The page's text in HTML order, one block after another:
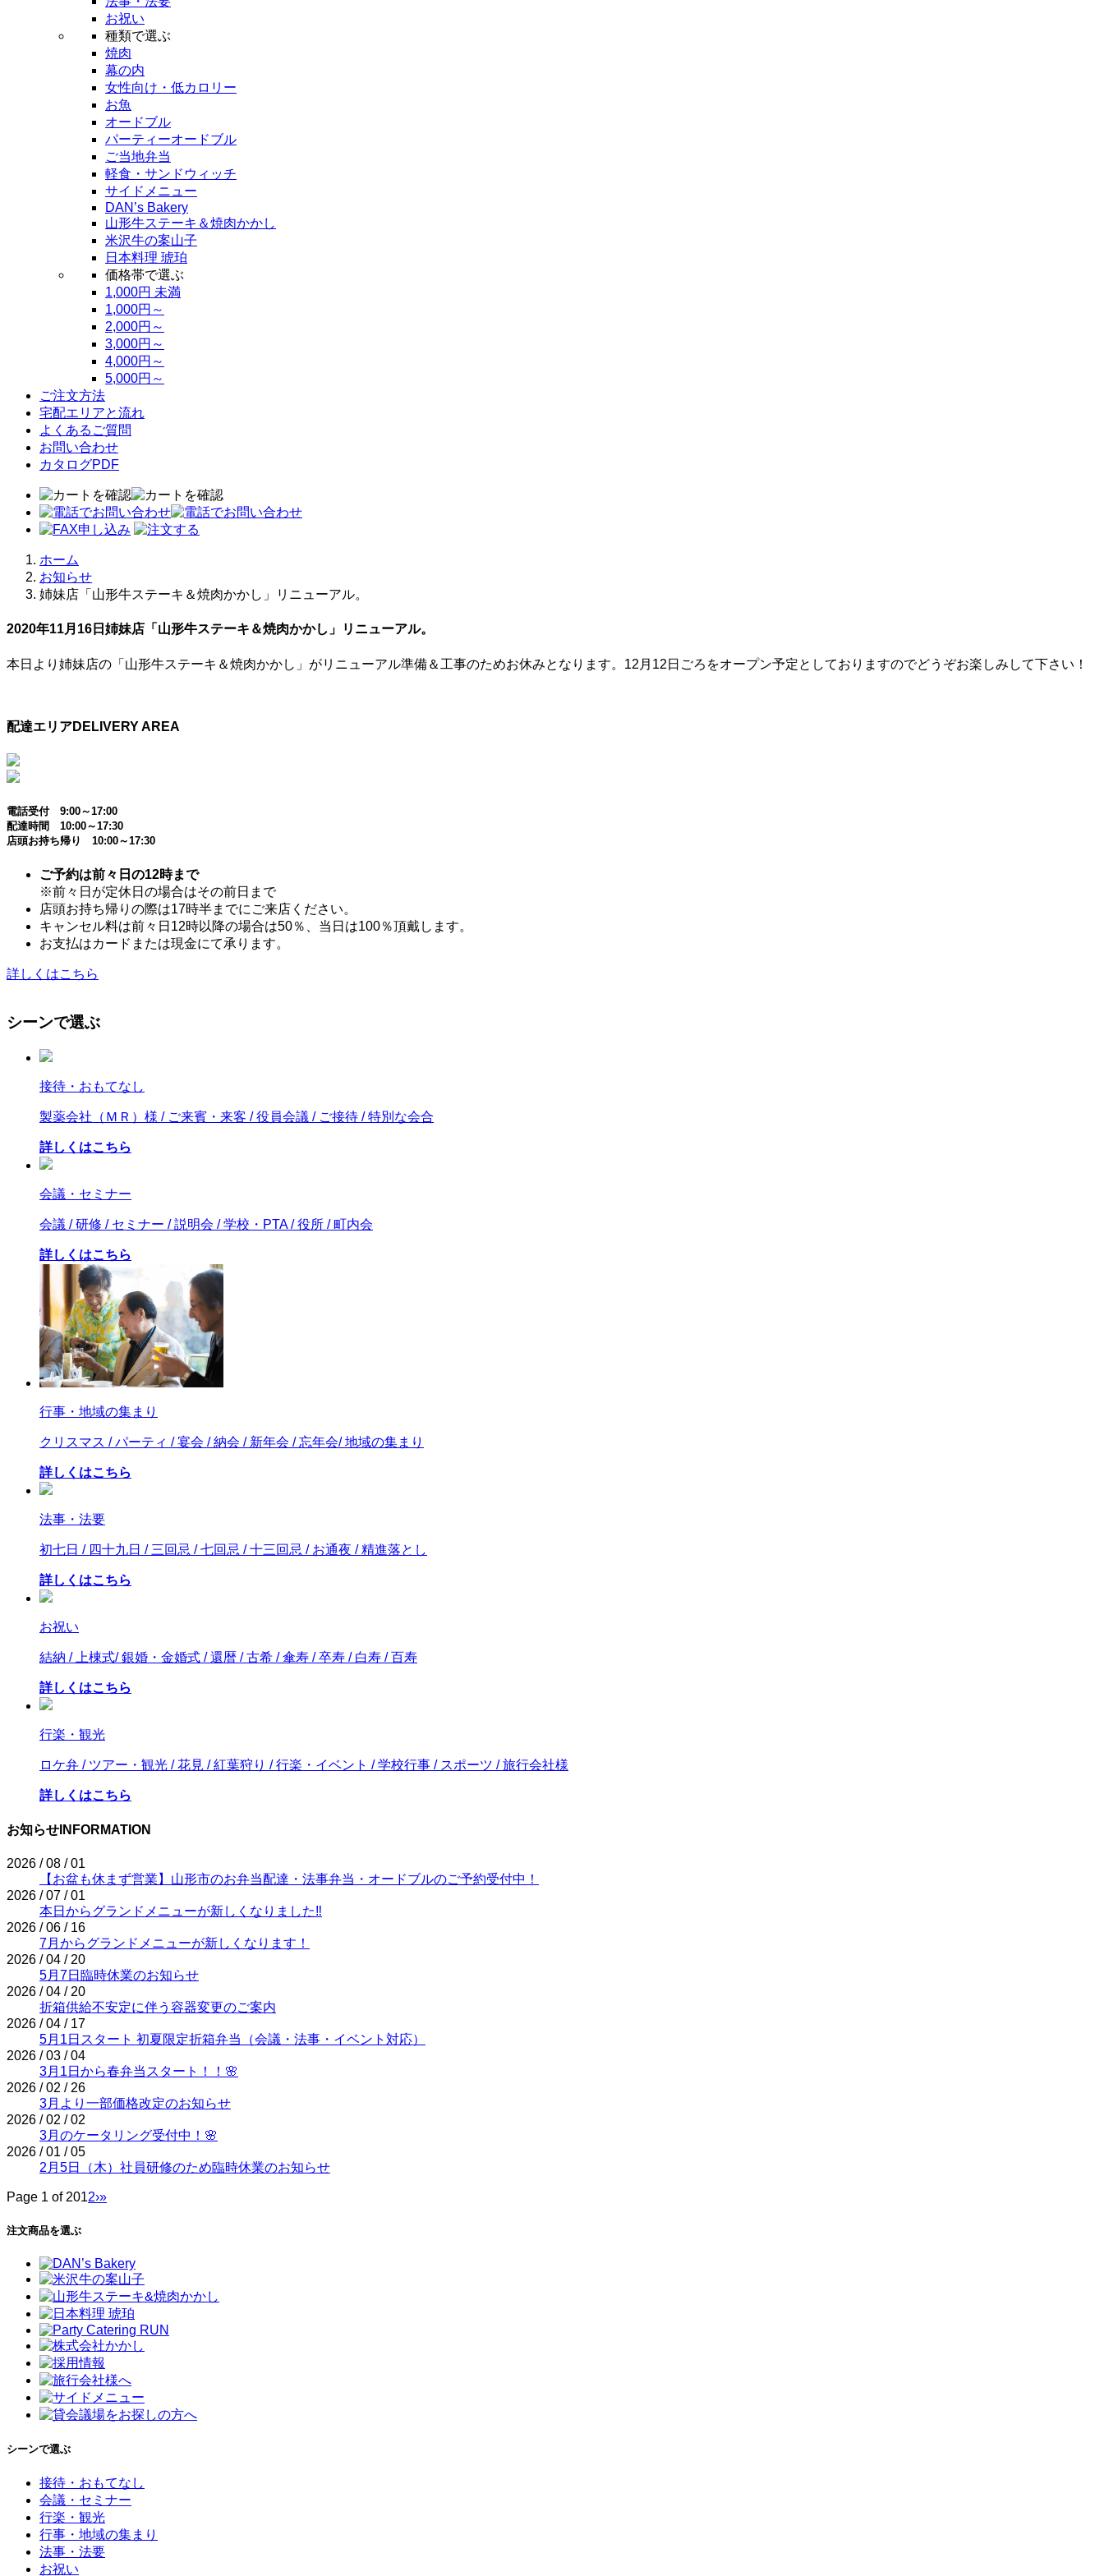
お祝い
種類で選ぶ
焼肉
幕の内
女性向け・低カロリー
お魚
オードブル
パーティーオードブル
ご当地弁当
軽食・サンドウィッチ
サイドメニュー
DAN’s Bakery
山形牛ステーキ＆焼肉かかし
米沢牛の案山子
日本料理 琥珀
価格帯で選ぶ
1,000円 未満
1,000円～
2,000円～
3,000円～
4,000円～
5,000円～
ご注文方法
宅配エリアと流れ
よくあるご質問
お問い合わせ
カタログPDF
ホーム
お知らせ
姉妹店「山形牛ステーキ＆焼肉かかし」リニューアル。
2020年11月16日 姉妹店「山形牛ステーキ＆焼肉かかし」リニューアル。
本日より姉妹店の「山形牛ステーキ＆焼肉かかし」がリニューアル準備＆工事のためお休みとなります。12月12日ごろをオープン予定としておりますのでどうぞお楽しみして下さい！
配達エリアDELIVERY AREA
電話受付 9:00～17:00
配達時間 10:00～17:30
店頭お持ち帰り 10:00～17:30
ご予約は前々日の12時まで
※前々日が定休日の場合はその前日まで
店頭お持ち帰りの際は17時半までにご来店ください。
キャンセル料は前々日12時以降の場合は50％、当日は100％頂戴します。
お支払はカードまたは現金にて承ります。
詳しくはこちら
シーンで選ぶ
接待・おもてなし
製薬会社（ＭＲ）様 / ご来賓・来客 / 役員会議 / ご接待 / 特別な会合
詳しくはこちら
会議・セミナー
会議 / 研修 / セミナー / 説明会 / 学校・PTA / 役所 / 町内会
詳しくはこちら
行事・地域の集まり
クリスマス / パーティ / 宴会 / 納会 / 新年会 / 忘年会/ 地域の集まり
詳しくはこちら
法事・法要
初七日 / 四十九日 / 三回忌 / 七回忌 / 十三回忌 / お通夜 / 精進落とし
詳しくはこちら
お祝い
結納 / 上棟式/ 銀婚・金婚式 / 還暦 / 古希 / 傘寿 / 卒寿 / 白寿 / 百寿
詳しくはこちら
行楽・観光
ロケ弁 / ツアー・観光 / 花見 / 紅葉狩り / 行楽・イベント / 学校行事 / スポーツ / 旅行会社様
詳しくはこちら
お知らせ INFORMATION
2026 / 08 / 01
【お盆も休まず営業】山形市のお弁当配達・法事弁当・オードブルのご予約受付中！
2026 / 07 / 01
本日からグランドメニューが新しくなりました‼
2026 / 06 / 16
7月からグランドメニューが新しくなります！
2026 / 04 / 20
5月7日臨時休業のお知らせ
2026 / 04 / 20
折箱供給不安定に伴う容器変更のご案内
2026 / 04 / 17
5月1日スタート 初夏限定折箱弁当（会議・法事・イベント対応）
2026 / 03 / 04
3月1日から春弁当スタート！！🌸
2026 / 02 / 26
3月より一部価格改定のお知らせ
2026 / 02 / 02
3月のケータリング受付中！🌸
2026 / 01 / 05
2月5日（木）社員研修のため臨時休業のお知らせ
Page 1 of 2012›»
注文商品を選ぶ
シーンで選ぶ
接待・おもてなし
会議・セミナー
行楽・観光
行事・地域の集まり
法事・法要
お祝い